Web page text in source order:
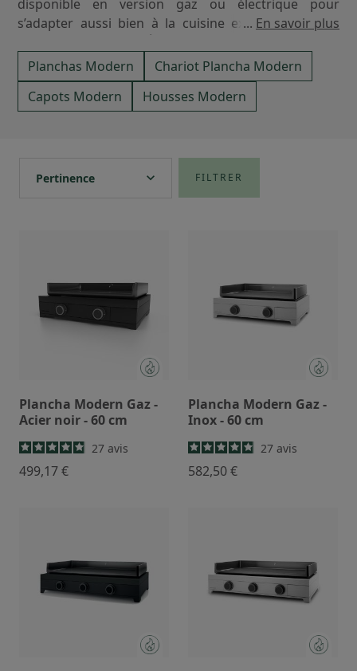
disponible en version gaz ou électrique pour
s’adapter aussi bien à la cuisine extérieure qu’aux
incarne une nouvelle façon de cuisiner, plus
responsable et tournée vers la durabilité, en
s’appuyant sur près de 50 ans de savoir-faire Forge
Sa plaque en fonte émaillée assure une diffusion parfaite
de la chaleur pour des cuissons régulières et précises,
tout en offrant un revêtement naturellement antiadhésif et
intégré push-to-open. Avec sa garantie jusqu’à 15 ans,
elle s’impose comme la référence des planchas
modernes, fiables et responsables.
... En savoir plus
Planchas Modern
Chariot Plancha Modern
Capots Modern
Housses Modern
Pertinence expand_more FILTRER
Plancha Modern Gaz -
Acier noir - 60 cm
27 avis
499,17 €
Plancha Modern Gaz -
Inox - 60 cm
27 avis
582,50 €